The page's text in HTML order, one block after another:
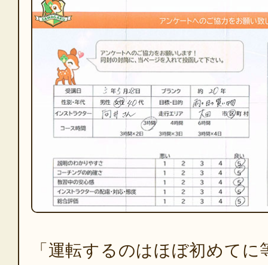
「運転するのはほぼ初めて